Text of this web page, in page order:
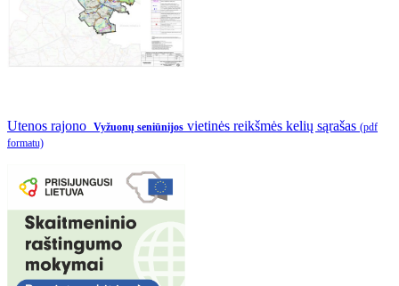
Utenos rajono Vyžuonų seniūnijos vietinės reikšmės kelių sąrašas (pdf
formatu)